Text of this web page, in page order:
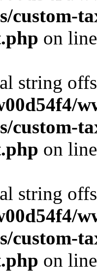
custom-
on
string
custom-
on
string
custom-
on